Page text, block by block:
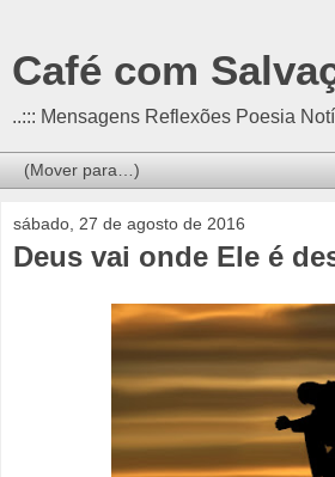
Café com
..::: Mensagens Reflexões Poesia
sábado, 27 de agosto de 2016
Deus vai onde Ele é